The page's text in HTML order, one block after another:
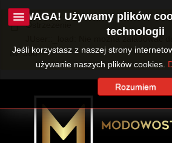
Ostrzeżenie
JUser::_load: Nie można załadować
ID: 360.
UWAGA! Używamy plików
technologii
Jeśli korzystasz z naszej strony
używanie naszych plików cookies.
Rozumiem